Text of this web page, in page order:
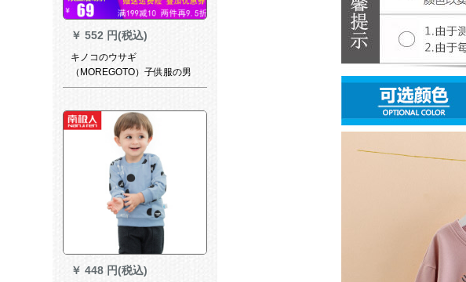
￥ 552 円(税込)
キノコのウサギ
（MOREGOTO）子供服の男
の子の服の春の新型の中で大
歳の太さの男の服のミカンの
赤い160 cm
￥ 448 円(税込)